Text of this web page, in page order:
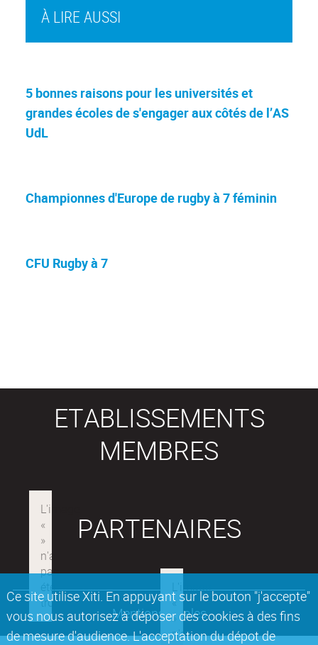
Ce site utilise Xiti. En appuyant sur le bouton "j'accepte"
vous nous autorisez à déposer des cookies à des fins
de mesure d'audience. L'acceptation du dépot de
À LIRE AUSSI
5 bonnes raisons pour les universités et
grandes écoles de s'engager aux côtés de l’AS
UdL
Championnes d'Europe de rugby à 7 féminin
CFU Rugby à 7
ETABLISSEMENTS
MEMBRES
PARTENAIRES
Mentions légales